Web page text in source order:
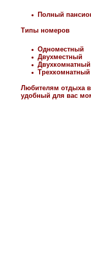
Полный
Типы номеров
Одноместный
Двухместный
Любителям отдыха в
удобный для вас